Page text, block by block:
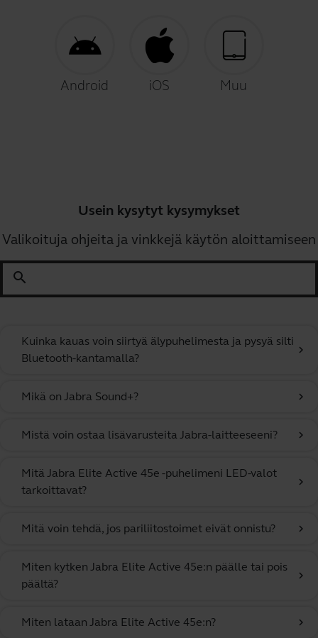
Android iOS Muu
Usein kysytyt kysymykset
Valikoituja ohjeita ja vinkkejä käytön aloittamiseen
search
Kuinka kauas voin siirtyä älypuhelimesta ja pysyä silti
Bluetooth-kantamalla?
chevron_right
Mikä on Jabra Sound+? chevron_right
Mistä voin ostaa lisävarusteita Jabra-laitteeseeni? chevron_right
Mitä Jabra Elite Active 45e -puhelimeni LED-valot
tarkoittavat?
chevron_right
Mitä voin tehdä, jos pariliitostoimet eivät onnistu? chevron_right
Miten kytken Jabra Elite Active 45e:n päälle tai pois
päältä?
chevron_right
Miten lataan Jabra Elite Active 45e:n? chevron_right